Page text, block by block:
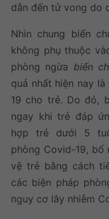
dẫn đến tử vong do
Nhìn chung biến
không phụ thuộc
phòng ngừa biến
quả nhất hiện nay
19 cho trẻ. Do đó,
ngay khi trẻ đáp
hợp trẻ dưới 5
phòng Covid-19,
vệ trẻ bằng cách
các biện pháp
nguy cơ lây nhiễm